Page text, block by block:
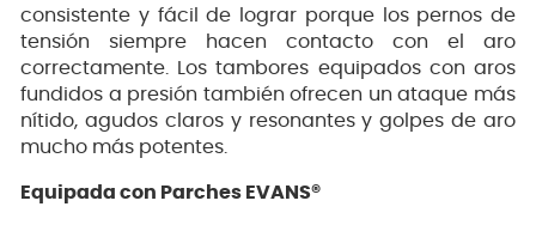
consistente y fácil de lograr porque los pernos de
tensión siempre hacen contacto con el aro
correctamente. Los tambores equipados con aros
fundidos a presión también ofrecen un ataque más
nítido, agudos claros y resonantes y golpes de aro
mucho más potentes.
Equipada con Parches EVANS®